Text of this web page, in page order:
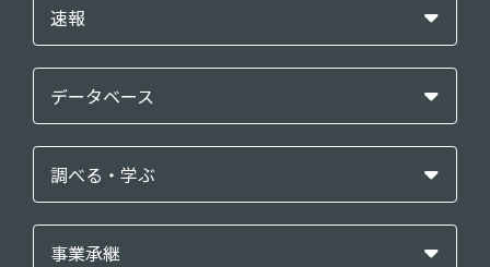
速報
データベース
調べる・学ぶ
事業承継